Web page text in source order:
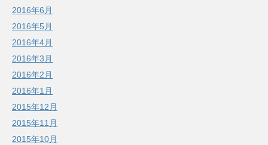
2016年6月
2016年5月
2016年4月
2016年3月
2016年2月
2016年1月
2015年12月
2015年11月
2015年10月